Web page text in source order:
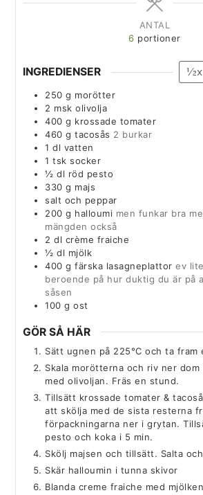
ANTAL
6 portioner
INGREDIENSER ½x
250 g morötter
2 msk olivolja
400 g krossade tomater
460 g tacosås 2 burkar
1 dl vatten
1 tsk socker
½ dl röd pesto
330 g majs
salt och peppar
200 g halloumi men funkar bra
mängden också
2 dl crème fraiche
½ dl mjölk
400 g färska lasagneplattor ev
beroende på hur duktig du är på
såsen
100 g ost
GÖR SÅ HÄR
Sätt ugnen på 225°C och ta fram
Skala morötterna och riv ner
med olivoljan. Fräs en stund.
Tillsätt krossade tomater &
att skölja med de sista resterna
förpackningarna ner i grytan.
pesto och koka i 5 min.
Skölj majsen och tillsätt. Salta
Skär halloumin i tunna skivor
Blanda creme fraiche med mjölken